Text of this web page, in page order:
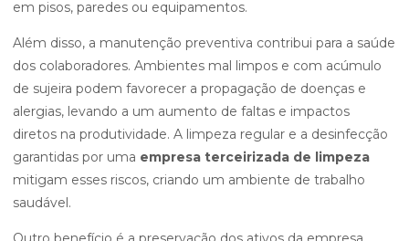
em pisos, paredes ou equipamentos.
Além disso, a manutenção preventiva contribui para a saúde
dos colaboradores. Ambientes mal limpos e com acúmulo
de sujeira podem favorecer a propagação de doenças e
alergias, levando a um aumento de faltas e impactos
diretos na produtividade. A limpeza regular e a desinfecção
garantidas por uma empresa terceirizada de limpeza
mitigam esses riscos, criando um ambiente de trabalho
saudável.